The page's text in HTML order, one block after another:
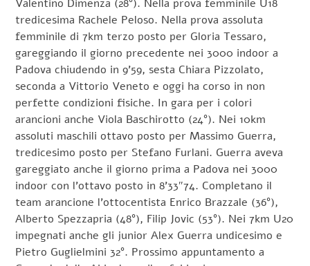
Valentino Dimenza (28°). Nella prova femminile U18
tredicesima Rachele Peloso. Nella prova assoluta
femminile di 7km terzo posto per Gloria Tessaro,
gareggiando il giorno precedente nei 3000 indoor a
Padova chiudendo in 9’59, sesta Chiara Pizzolato,
seconda a Vittorio Veneto e oggi ha corso in non
perfette condizioni fisiche. In gara per i colori
arancioni anche Viola Baschirotto (24°). Nei 10km
assoluti maschili ottavo posto per Massimo Guerra,
tredicesimo posto per Stefano Furlani. Guerra aveva
gareggiato anche il giorno prima a Padova nei 3000
indoor con l’ottavo posto in 8’33″74. Completano il
team arancione l’ottocentista Enrico Brazzale (36°),
Alberto Spezzapria (48°), Filip Jovic (53°). Nei 7km U20
impegnati anche gli junior Alex Guerra undicesimo e
Pietro Guglielmini 32°. Prossimo appuntamento a